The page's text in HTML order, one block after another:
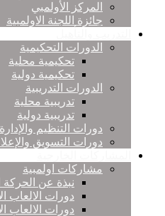
المركز الأولمبي
جائزة اللجنة الاولمبية
الدورات التحكيمية
تحكيمية محلية
تحكيمية دولية
الدورات التدريبية
تدريبية محلية
تدريبية دولية
دورات التنظيم والإدارة
دورات التسويق
مشاركات اولمبية
نبذة عن الحركة
دورات الالعاب
دورات الالعاب